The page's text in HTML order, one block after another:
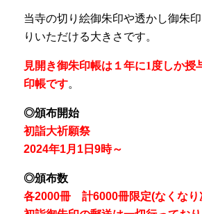
当寺の切り絵御朱印や透かし御朱
りいただける大きさです。
見開き御朱印帳は１年に1度しか授
印帳です。
◎頒布開始
初詣大祈願祭
2024年1月1日9時～
◎頒布数
各2000冊 計6000冊限定(なくなり